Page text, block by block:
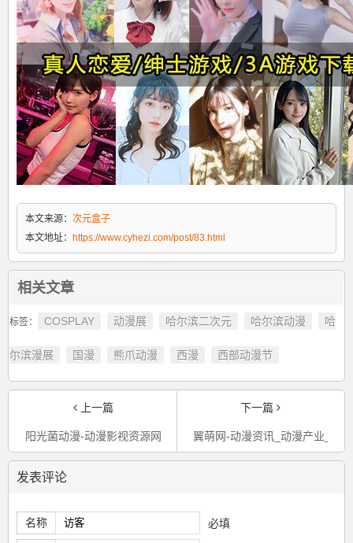
本文来源： 次元盒子
本文地址： https://www.cyhezi.com/post/83.html
相关文章
标签： COSPLAY 动漫展 哈尔滨二次元 哈尔滨动漫 哈
尔滨漫展 国漫 熊爪动漫 西漫 西部动漫节
上一篇
阳光菌动漫-动漫影视资源网站推荐
下一篇
翼萌网-动漫资讯_动漫产业_漫
发表评论
名称 必填